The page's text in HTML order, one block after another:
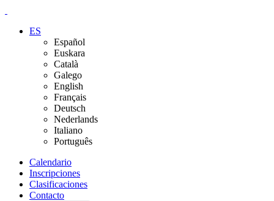
ES
Español
Euskara
Català
Galego
English
Français
Deutsch
Nederlands
Italiano
Português
Calendario
Inscripciones
Clasificaciones
Contacto